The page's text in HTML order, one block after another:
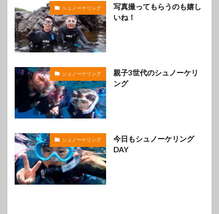
シュノーケリング
写真撮ってもらうのも嬉し
いね！
シュノーケリング
親子3世代のシュノーケリ
ング
シュノーケリング
今日もシュノーケリング
DAY